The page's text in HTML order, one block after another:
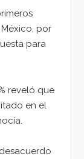
por
para
reveló que
en el